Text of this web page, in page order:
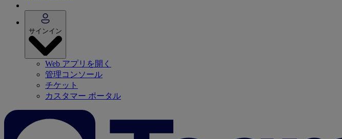
サインイン
Web アプリを開く
管理コンソール
チケット
カスタマー ポータル